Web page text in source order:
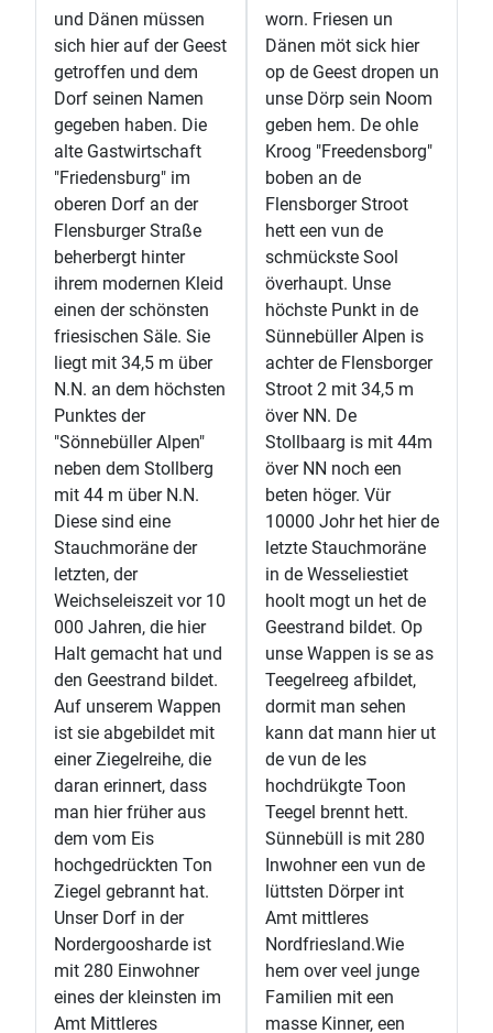
und Dänen müssen
sich hier auf der Geest
getroffen und dem
Dorf seinen Namen
gegeben haben. Die
alte Gastwirtschaft
"Friedensburg" im
oberen Dorf an der
Flensburger Straße
beherbergt hinter
ihrem modernen Kleid
einen der schönsten
friesischen Säle. Sie
liegt mit 34,5 m über
N.N. an dem höchsten
Punktes der
"Sönnebüller Alpen"
neben dem Stollberg
mit 44 m über N.N.
Diese sind eine
Stauchmoräne der
letzten, der
Weichseleiszeit vor 10
000 Jahren, die hier
Halt gemacht hat und
den Geestrand bildet.
Auf unserem Wappen
ist sie abgebildet mit
einer Ziegelreihe, die
daran erinnert, dass
man hier früher aus
dem vom Eis
hochgedrückten Ton
Ziegel gebrannt hat.
Unser Dorf in der
Nordergoosharde ist
mit 280 Einwohner
eines der kleinsten im
Amt Mittleres
worn. Friesen un
Dänen möt sick hier
op de Geest dropen un
unse Dörp sein Noom
geben hem. De ohle
Kroog "Freedensborg"
boben an de
Flensborger Stroot
hett een vun de
schmückste Sool
överhaupt. Unse
höchste Punkt in de
Sünnebüller Alpen is
achter de Flensborger
Stroot 2 mit 34,5 m
över NN. De
Stollbaarg is mit 44m
över NN noch een
beten höger. Vür
10000 Johr het hier de
letzte Stauchmoräne
in de Wesseliestiet
hoolt mogt un het de
Geestrand bildet. Op
unse Wappen is se as
Teegelreeg afbildet,
dormit man sehen
kann dat mann hier ut
de vun de Ies
hochdrükgte Toon
Teegel brennt hett.
Sünnebüll is mit 280
Inwohner een vun de
lüttsten Dörper int
Amt mittleres
Nordfriesland.Wie
hem over veel junge
Familien mit een
masse Kinner, een